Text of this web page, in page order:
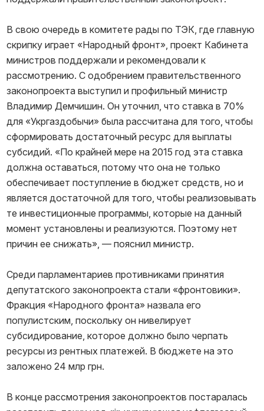
В свою очередь в комитете рады по ТЭК, где главную
скрипку играет «Народный фронт», проект Кабинета
министров поддержали и рекомендовали к
рассмотрению. С одобрением правительственного
законопроекта выступил и профильный министр
Владимир Демчишин. Он уточнил, что ставка в 70%
для «Укргаздобычи» была рассчитана для того, чтобы
сформировать достаточный ресурс для выплаты
субсидий. «По крайней мере на 2015 год эта ставка
должна оставаться, потому что она не только
обеспечивает поступление в бюджет средств, но и
является достаточной для того, чтобы реализовывать
те инвестиционные программы, которые на данный
момент установлены и реализуются. Поэтому нет
причин ее снижать», — пояснил министр.
Среди парламентариев противниками принятия
депутатского законопроекта стали «фронтовики».
Фракция «Народного фронта» назвала его
популистским, поскольку он нивелирует
субсидирование, которое должно было черпать
ресурсы из рентных платежей. В бюджете на это
заложено 24 млр грн.
В конце рассмотрения законопроектов постаралась